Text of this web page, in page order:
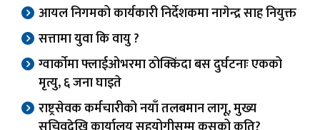
आयल निगमको कार्यकारी निर्देशकमा नागेन्द्र साह नियुक्त
सत्तामा युवा कि वायु ?
ग्वार्काेमा फ्लाईओभरमा ठोक्किंदा बस दुर्घटनाः एकको
मृत्यु, ६ जना घाइते
राष्ट्रसेवक कर्मचारीको नयाँ तलबमान लागू, मुख्य